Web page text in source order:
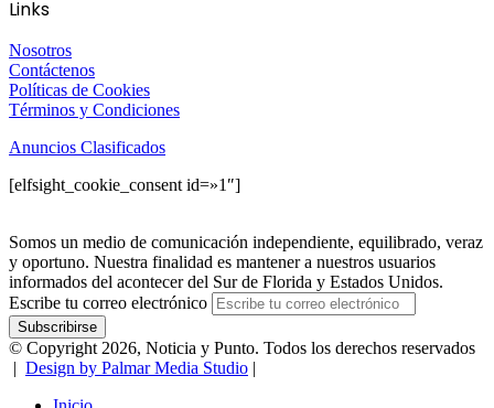
Links
Nosotros
Contáctenos
Políticas de Cookies
Términos y Condiciones
Anuncios Clasificados
[elfsight_cookie_consent id=»1″]
Somos un medio de comunicación independiente, equilibrado, veraz
y oportuno. Nuestra finalidad es mantener a nuestros usuarios
informados del acontecer del Sur de Florida y Estados Unidos.
Escribe tu correo electrónico
© Copyright 2026, Noticia y Punto. Todos los derechos reservados
| Design by Palmar Media Studio |